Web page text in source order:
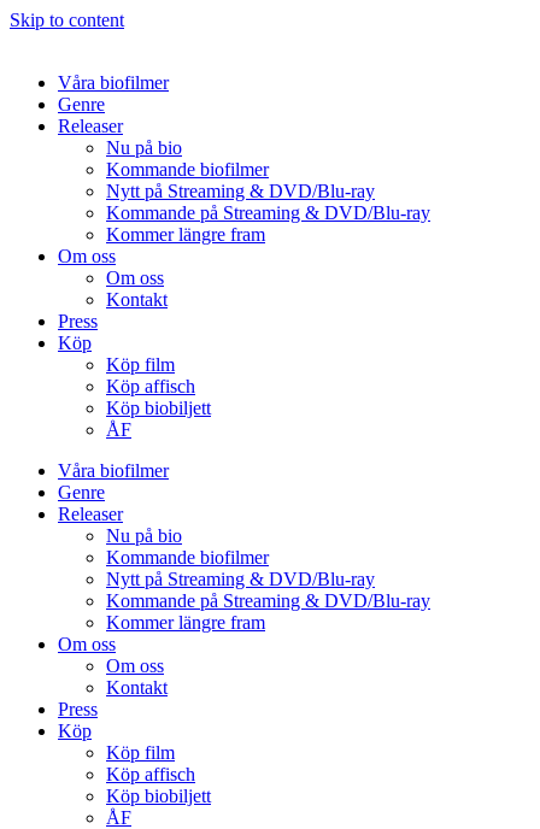
Skip to content
Våra biofilmer
Genre
Releaser
Nu på bio
Kommande biofilmer
Nytt på Streaming & DVD/Blu-ray
Kommande på Streaming & DVD/Blu-ray
Kommer längre fram
Om oss
Om oss
Kontakt
Press
Köp
Köp film
Köp affisch
Köp biobiljett
ÅF
Våra biofilmer
Genre
Releaser
Nu på bio
Kommande biofilmer
Nytt på Streaming & DVD/Blu-ray
Kommande på Streaming & DVD/Blu-ray
Kommer längre fram
Om oss
Om oss
Kontakt
Press
Köp
Köp film
Köp affisch
Köp biobiljett
ÅF